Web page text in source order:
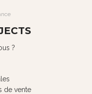
?
de vente